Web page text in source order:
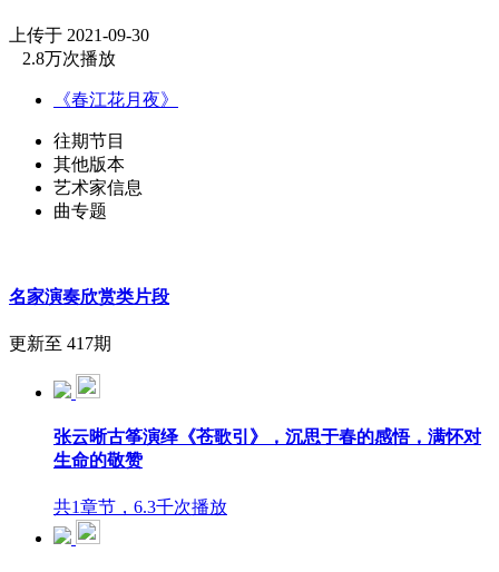
上传于 2021-09-30
2.8万次播放
《春江花月夜》
往期节目
其他版本
艺术家信息
曲专题
名家演奏欣赏类片段
更新至 417期
张云晰古筝演绎《苍歌引》，沉思于春的感悟，满怀对
生命的敬赞
共1章节，6.3千次播放